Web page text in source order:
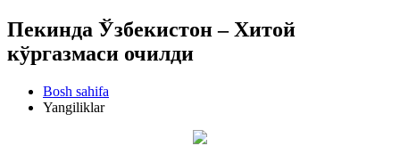
Пекинда Ўзбекистон – Хитой
кўргазмаси очилди
Bosh sahifa
Yangiliklar